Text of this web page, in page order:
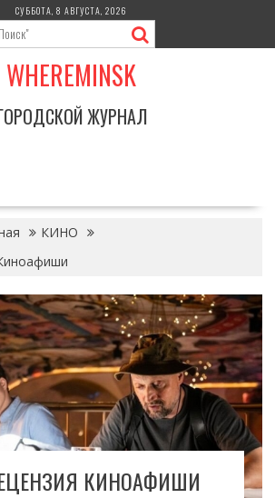
СУББОТА, 8 АВГУСТА, 2026
WHEREMINSK
ЖУРНАЛ
КИНО
КИНОАФИШИ